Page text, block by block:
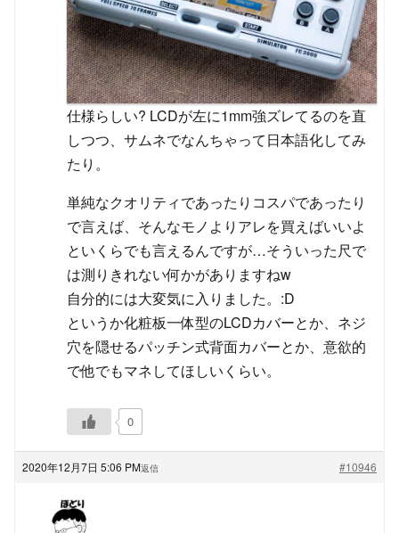
仕様らしい? LCDが左に1mm強ズレてるのを直
しつつ、サムネでなんちゃって日本語化してみ
たり。
単純なクオリティであったりコスパであったり
で言えば、そんなモノよりアレを買えばいいよ
といくらでも言えるんですが…そういった尺で
は測りきれない何かがありますねw
自分的には大変気に入りました。:D
というか化粧板一体型のLCDカバーとか、ネジ
穴を隠せるパッチン式背面カバーとか、意欲的
で他でもマネしてほしいくらい。
0
2020年12月7日 5:06 PM #10946
返信